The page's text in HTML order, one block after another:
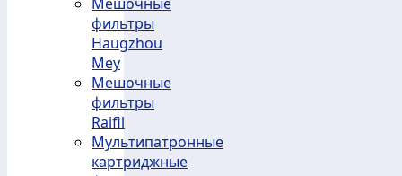
фильтры
Haugzhou
Mey
Мешочные
фильтры
Raifil
Мультипатронные
картриджные